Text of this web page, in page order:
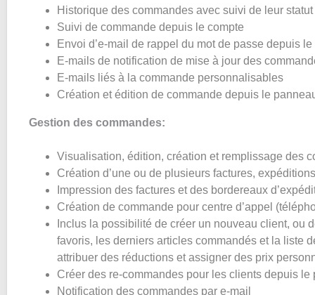
Historique des commandes avec suivi de leur statut
Suivi de commande depuis le compte
Envoi d’e-mail de rappel du mot de passe depuis
E-mails de notification de mise à jour des
E-mails liés à la commande personnalisables
Création et édition de commande depuis le
Gestion des commandes:
Visualisation, édition, création et remplissage des
Création d’une ou de plusieurs factures,
Impression des factures et des bordereaux
Création de commande pour centre d’appel
Inclus la possibilité de créer un nouveau client, ou
favoris, les derniers articles commandés et la liste
attribuer des réductions et assigner des prix
Créer des re-commandes pour les clients depuis le
Notification des commandes par e-mail